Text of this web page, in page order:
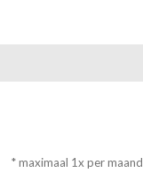
* maximaal 1x per maand